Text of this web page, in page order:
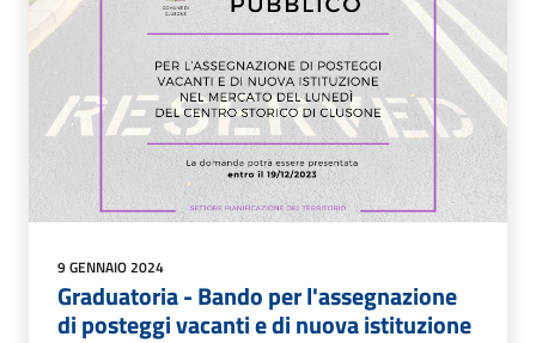
9 GENNAIO 2024
Graduatoria - Bando per l'assegnazione
di posteggi vacanti e di nuova istituzione